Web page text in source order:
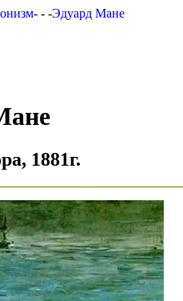
- - -Эдуард Мане
1881г.